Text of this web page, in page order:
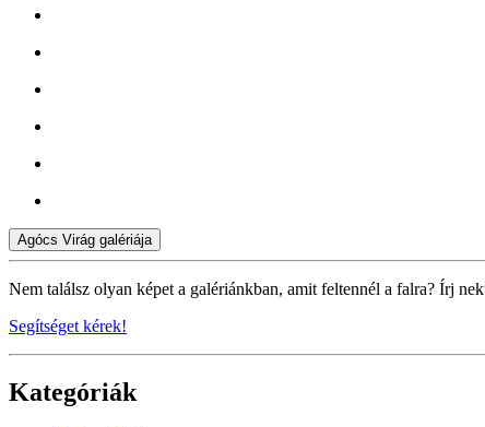
Agócs Virág galériája
Nem találsz olyan képet a galériánkban, amit feltennél a falra? Írj
Segítséget kérek!
Kategóriák